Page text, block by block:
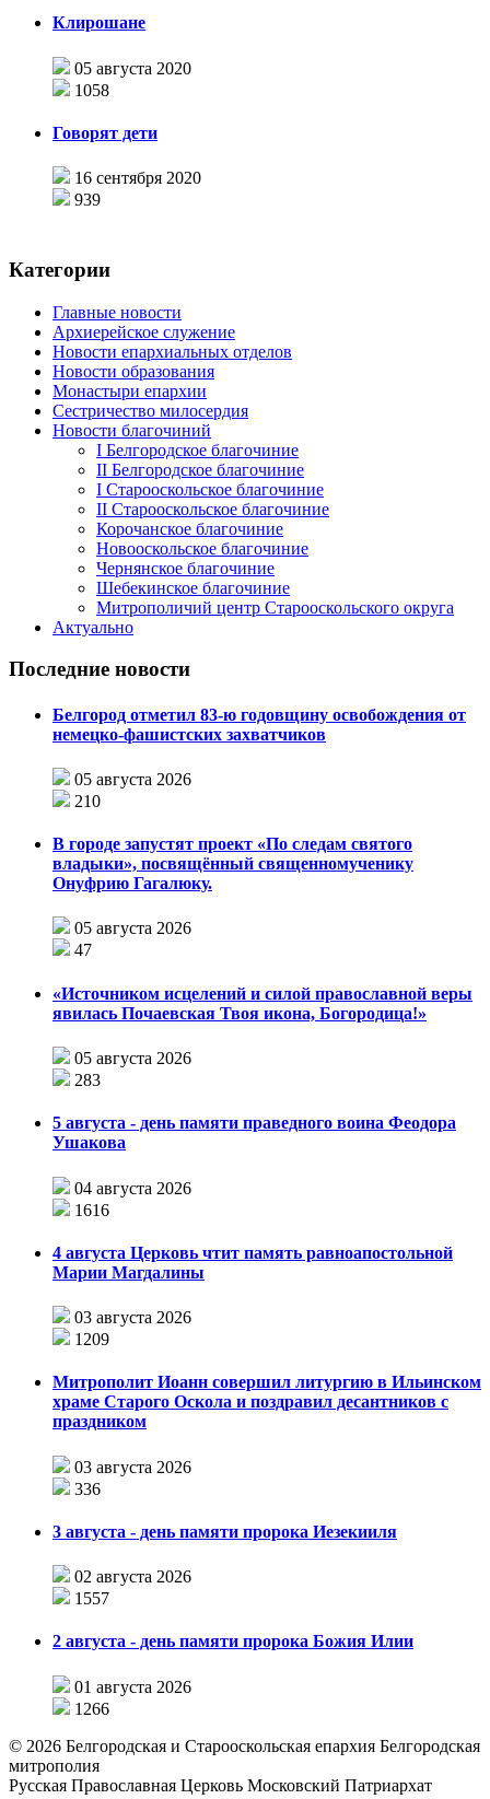
Клирошане
05 августа 2020
1058
Говорят дети
16 сентября 2020
939
Категории
Главные новости
Архиерейское служение
Новости епархиальных отделов
Новости образования
Монастыри епархии
Сестричество милосердия
Новости благочиний
I Белгородское благочиние
II Белгородское благочиние
I Старооскольское благочиние
II Старооскольское благочиние
Корочанское благочиние
Новооскольское благочиние
Чернянское благочиние
Шебекинское благочиние
Митрополичий центр Старооскольского округа
Актуально
Последние новости
Белгород отметил 83-ю годовщину освобождения от
немецко-фашистских захватчиков
05 августа 2026
210
В городе запустят проект «По следам святого
владыки», посвящённый священномученику
Онуфрию Гагалюку.
05 августа 2026
47
«Источником исцелений и силой православной веры
явилась Почаевская Твоя икона, Богородица!»
05 августа 2026
283
5 августа - день памяти праведного воина Феодора
Ушакова
04 августа 2026
1616
4 августа Церковь чтит память равноапостольной
Марии Магдалины
03 августа 2026
1209
Митрополит Иоанн совершил литургию в Ильинском
храме Старого Оскола и поздравил десантников с
праздником
03 августа 2026
336
3 августа - день памяти пророка Иезекииля
02 августа 2026
1557
2 августа - день памяти пророка Божия Илии
01 августа 2026
1266
© 2026 Белгородская и Старооскольская епархия Белгородская
митрополия
Русская Православная Церковь Московский Патриархат